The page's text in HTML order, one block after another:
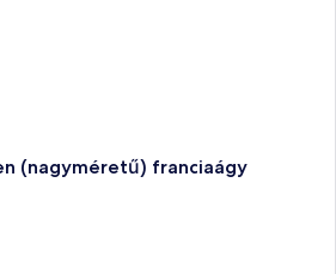
(nagyméretű) franciaágy